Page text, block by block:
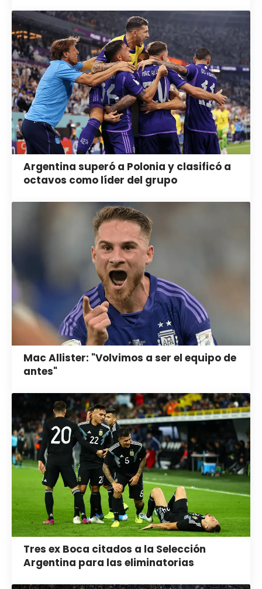
Argentina superó a Polonia y clasificó a
octavos como líder del grupo
Mac Allister: "Volvimos a ser el equipo de
antes"
Tres ex Boca citados a la Selección
Argentina para las eliminatorias